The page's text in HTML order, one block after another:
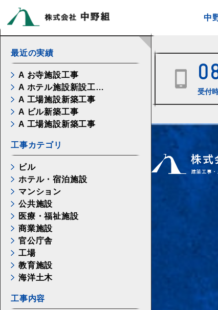
中
最近の実績
A お寺施設工事
A ホテル施設新設工…
A 工場施設新築工事
A ビル新築工事
A 工場施設新築工事
工事カテゴリ
ビル
ホテル・宿泊施設
マンション
公共施設
医療・福祉施設
商業施設
官公庁舎
工場
教育施設
海洋土木
工事内容
受付